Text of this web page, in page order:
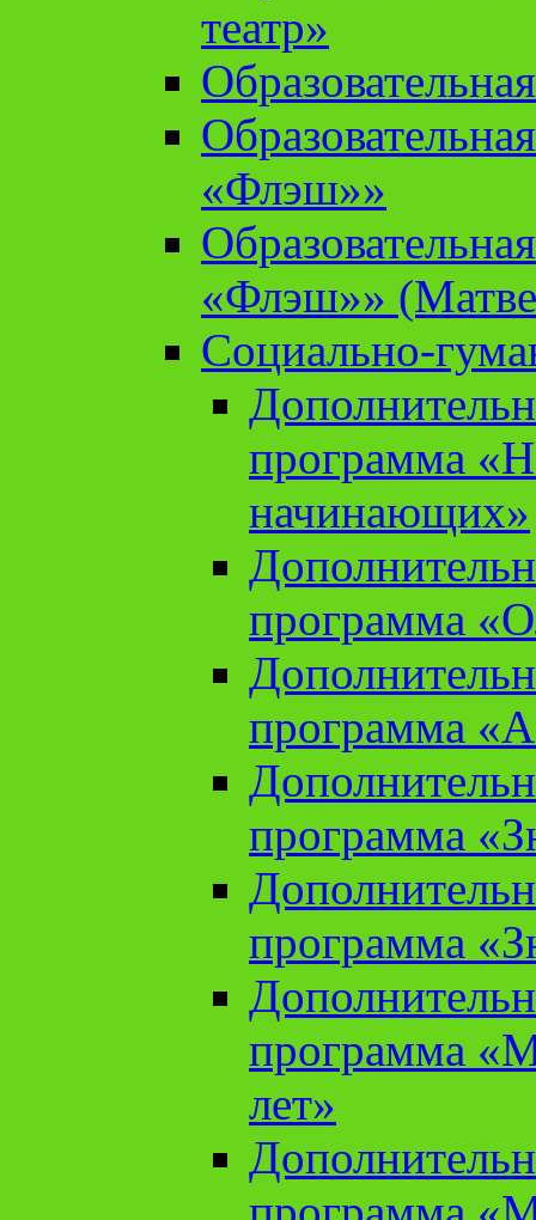
театр»
«Флэш»»
«Флэш»»
Социально-
программа
начинающих»
программа
программа
программа
программа
программа
лет»